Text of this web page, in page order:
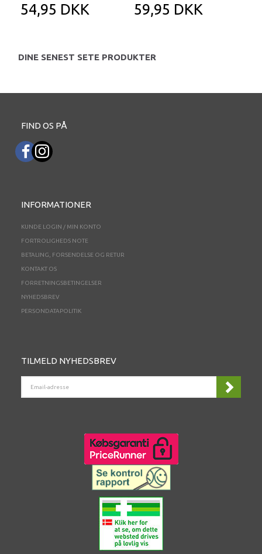
54,95 DKK 59,95 DKK
DINE SENEST SETE PRODUKTER
FIND OS PÅ
INFORMATIONER
KUNDE LOGIN / MIN KONTO
FORTROLIGHEDS NOTE
BETALING, FORSENDELSE OG RETUR
KONTAKT OS
FORRETNINGSBETINGELSER
NYHEDSBREV
PERSONDATAPOLITIK
TILMELD NYHEDSBREV
ADRESSE